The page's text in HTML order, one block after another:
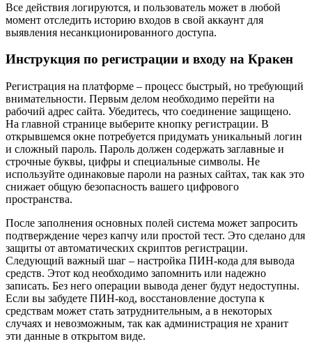
Все действия логируются, и пользователь может в любой
момент отследить историю входов в свой аккаунт для
выявления несанкционированного доступа.
Инструкция по регистрации и входу на Кракен
Регистрация на платформе – процесс быстрый, но требующий
внимательности. Первым делом необходимо перейти на
рабочий адрес сайта. Убедитесь, что соединение защищено.
На главной странице выберите кнопку регистрации. В
открывшемся окне потребуется придумать уникальный логин
и сложный пароль. Пароль должен содержать заглавные и
строчные буквы, цифры и специальные символы. Не
используйте одинаковые пароли на разных сайтах, так как это
снижает общую безопасность вашего цифрового
пространства.
После заполнения основных полей система может запросить
подтверждение через капчу или простой тест. Это сделано для
защиты от автоматических скриптов регистрации.
Следующий важный шаг – настройка ПИН-кода для вывода
средств. Этот код необходимо запомнить или надежно
записать. Без него операции вывода денег будут недоступны.
Если вы забудете ПИН-код, восстановление доступа к
средствам может стать затруднительным, а в некоторых
случаях и невозможным, так как администрация не хранит
эти данные в открытом виде.